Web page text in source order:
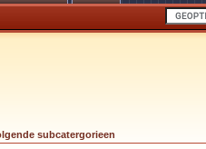
subcatergorieen